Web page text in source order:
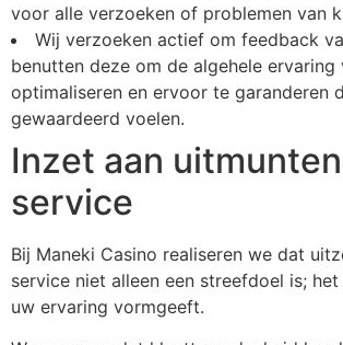
voor alle verzoeken of problemen van
Wij verzoeken actief om feedback
benutten deze om de algehele
optimaliseren en ervoor te garanderen
gewaardeerd voelen.
Inzet aan
service
Bij Maneki Casino realiseren we dat
service niet alleen een streefdoel is;
uw ervaring vormgeeft.